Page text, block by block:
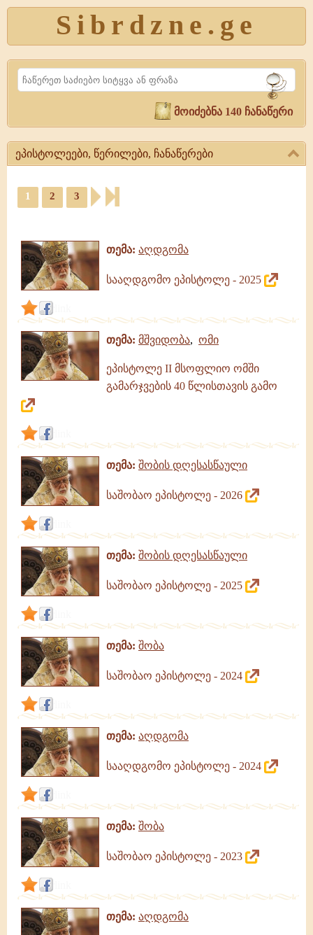
Sibrdzne.ge
Search
მოიძებნა 140 ჩანაწერი
ეპისტოლეები, წერილები, ჩანაწერები
წერილები,
ჩანაწერები
ჩანაწერები
1 2 3
თემა: აღდგომა
სააღდგომო ეპისტოლე - 2025
თემა: მშვიდობა, ომი
ეპისტოლე II მსოფლიო ომში
გამარჯვების 40 წლისთავის გამო
თემა: შობის დღესასწაული
საშობაო ეპისტოლე - 2026
თემა: შობის დღესასწაული
საშობაო ეპისტოლე - 2025
თემა: შობა
საშობაო ეპისტოლე - 2024
თემა: აღდგომა
სააღდგომო ეპისტოლე - 2024
თემა: შობა
საშობაო ეპისტოლე - 2023
თემა: აღდგომა